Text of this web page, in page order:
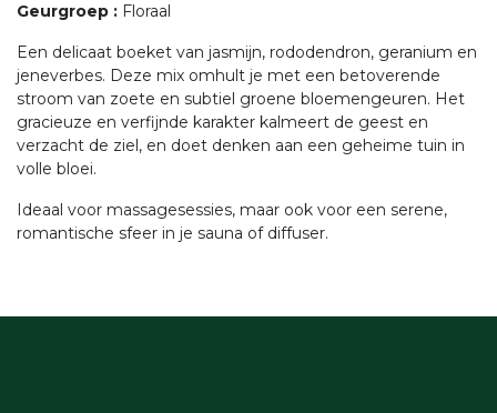
Geurgroep : Floraal
Een delicaat boeket van jasmijn, rododendron, geranium en
jeneverbes. Deze mix omhult je met een betoverende
stroom van zoete en subtiel groene bloemengeuren. Het
gracieuze en verfijnde karakter kalmeert de geest en
verzacht de ziel, en doet denken aan een geheime tuin in
volle bloei.
Ideaal voor massagesessies, maar ook voor een serene,
romantische sfeer in je sauna of diffuser.